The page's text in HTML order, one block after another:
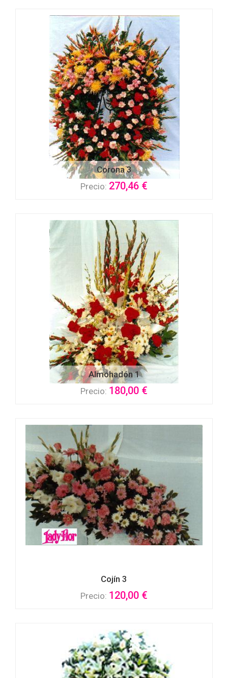
Corona 3
Precio: 270,46 €
Almohadón 1
Precio: 180,00 €
Cojín 3
Precio: 120,00 €